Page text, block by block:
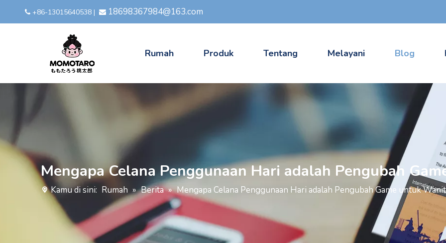
 +86-13015640538 |  18698367984@163.com
Rumah Produk Tentang Melayani Blog
Mengapa Celana Penggunaan Hari adalah Pengubah
Kamu di sini: Rumah » Berita » Mengapa Celana Penggunaan Hari adalah Pengubah Game untuk